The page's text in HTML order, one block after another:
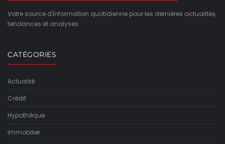
Votre source d'information quotidienne pour les dernières actualités,
tendances et analyses.
CATÉGORIES
Actualité
Crédit
Hypothèque
Immobilier